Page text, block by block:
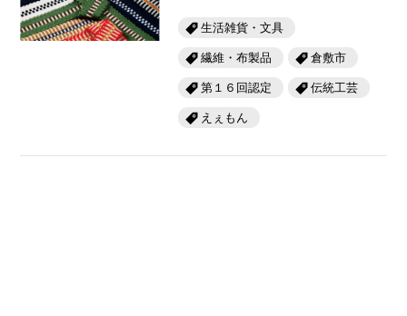
生活雑貨・文具
繊維・布製品 倉敷市
第１６回認定 伝統工芸
えぇもん